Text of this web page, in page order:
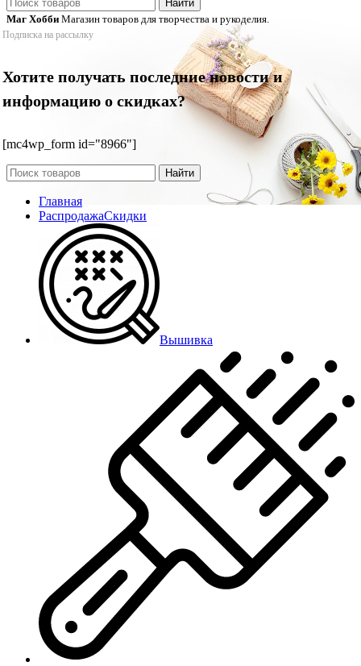
Найти
Маг Хобби Магазин товаров для творчества и рукоделия.
Подписка на рассылку
Хотите получать последние новости и
информацию о скидках?
[mc4wp_form id="8966"]
Найти
Главная
РаспродажаСкидки
Вышивка